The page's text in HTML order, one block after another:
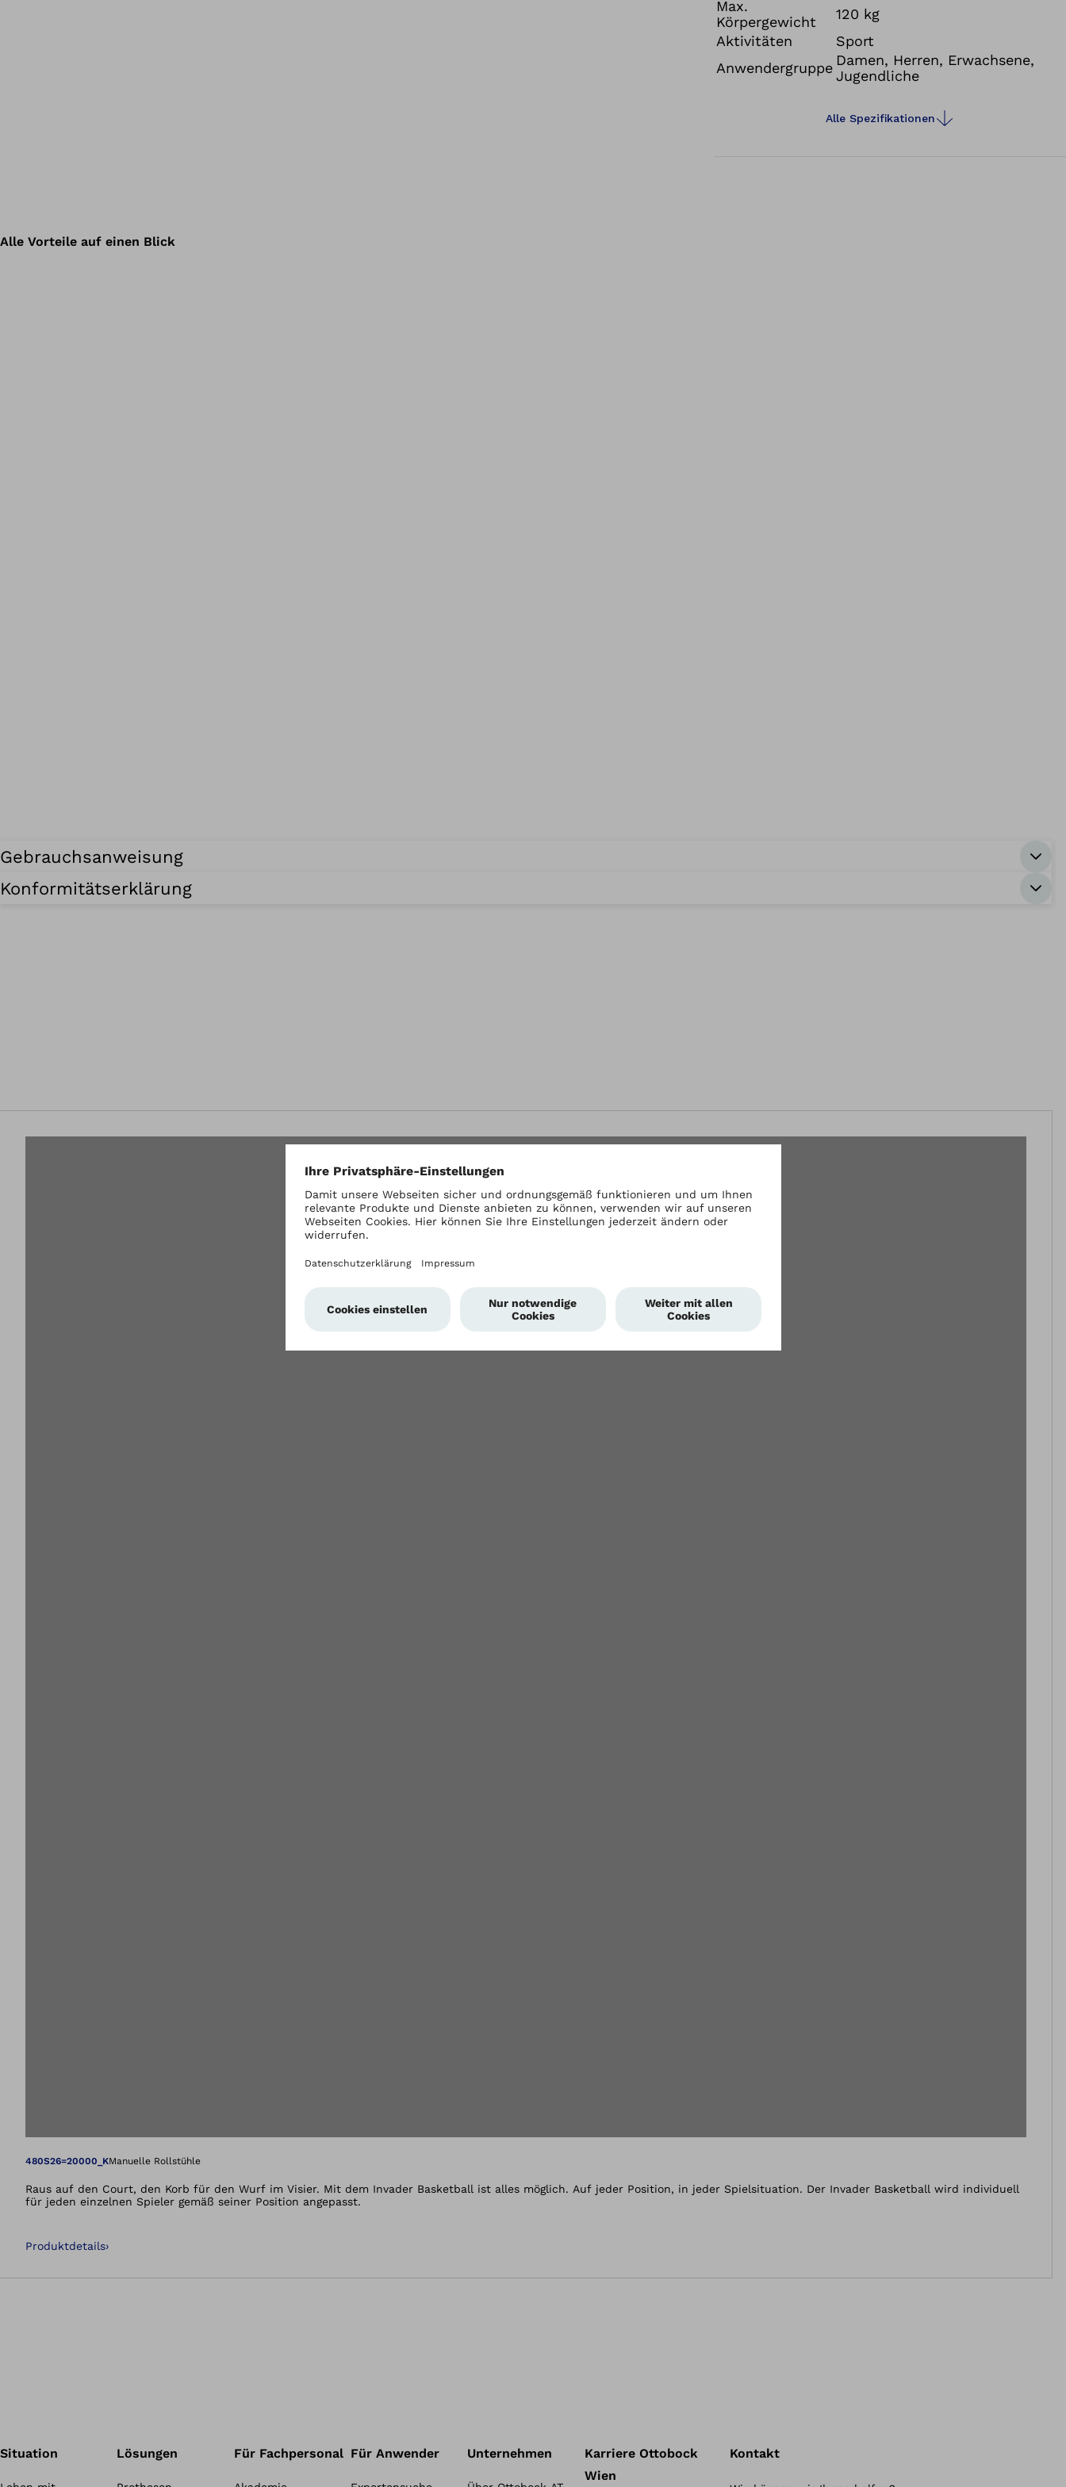
entspricht der Pointer dem Regelwerk der IWAS.
Der Sportrollstuhl ist somit für Basketball, Tennis
und Badminton geeignet.
Max.
Körpergewicht
120 kg
Aktivitäten
Sport
Anwendergruppe Damen, Herren, Erwachsene,
Jugendliche
Alle Spezifikationen
Alle Vorteile auf einen Blick
Gebrauchsanweisung
Konformitätserklärung
Öffnet das Bild in der Gallery-Ansicht
480S26=20000_KManuelle Rollstühle
Raus auf den Court, den Korb für den Wurf im Visier. Mit dem Invader Basketball ist alles möglich. Auf jeder Position, in jeder Spielsituation. Der Invader Basketball wird individuell
für jeden einzelnen Spieler gemäß seiner Position angepasst.
Produktdetails›
Situation Lösungen Für Fachpersonal Für Anwender Unternehmen
Karriere Ottobock
Wien
Kontakt